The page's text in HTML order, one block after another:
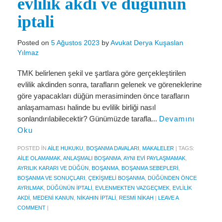
Miras Hukuku
İcra Ve İflas Hukuku
Gayrimenkul hukuku
İdare ve Vergi Hukuku
Basında Derya Kuşaslan
HESAPLAMA ARAÇLARI
Kıdem Tazminatı Hesaplama
Fazla Mesai Hesaplama
İşsizlik Maaşı Hesaplama
evlilik akdi ve düğünün
iptali
Posted on 5 Ağustos 2023 byAvukat Derya Kuşaslan
Yılmaz
TMK belirlenen şekil ve şartlara göre gerçekleştirilen
evlilik akdinden sonra, tarafların gelenek ve göreneklerine
göre yapacakları düğün merasiminden önce tarafların
anlaşamaması halinde bu evlilik birliği nasıl
sonlandırılabilecektir? Günümüzde tarafla... Devamını
Oku
POSTED IN AILE HUKUKU BOŞANMA DAVALARI MAKALELER | TAGS:
AILE OLAMAMAK ANLAŞMALI BOŞANMA AYNI EVI PAYLAŞMAMAK
AYRILIK KARARI VE DÜĞÜN BOŞANMA BOŞANMA SEBEPLERI
BOŞANMA VE SONUÇLARI ÇEKIŞMELI BOŞANMA DÜĞÜNDEN ÖNCE
AYRILMAK DÜĞÜNÜN IPTALI EVLENMEKTEN VAZGEÇMEK EVLILIK
AKDI MEDENI KANUN NIKAHIN IPTALI RESMI NIKAH | LEAVE A
COMMENT |